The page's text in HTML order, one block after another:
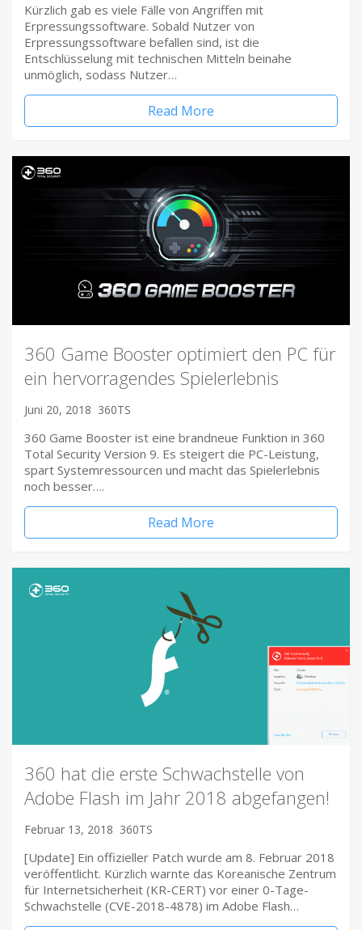
Kürzlich gab es viele Fälle von Angriffen mit
Erpressungssoftware. Sobald Nutzer von
Erpressungssoftware befallen sind, ist die
Entschlüsselung mit technischen Mitteln beinahe
unmöglich, sodass Nutzer…
Read More
360 Game Booster optimiert den PC für
ein hervorragendes Spielerlebnis
Juni 20, 2018 360TS
360 Game Booster ist eine brandneue Funktion in 360
Total Security Version 9. Es steigert die PC-Leistung,
spart Systemressourcen und macht das Spielerlebnis
noch besser….
Read More
360 hat die erste Schwachstelle von
Adobe Flash im Jahr 2018 abgefangen!
Februar 13, 2018 360TS
[Update] Ein offizieller Patch wurde am 8. Februar 2018
veröffentlicht. Kürzlich warnte das Koreanische Zentrum
für Internetsicherheit (KR-CERT) vor einer 0-Tage-
Schwachstelle (CVE-2018-4878) im Adobe Flash…